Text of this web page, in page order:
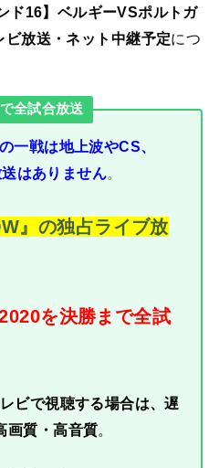
ド16】ベルギーVSポルトガ
放送・ネット中継予定につ
全試合放送
一戦は地上波やCS、
はありません。
』の独占ライブ放
を決勝まで全試
ビで視聴する場合は、遅
画質・高音質。